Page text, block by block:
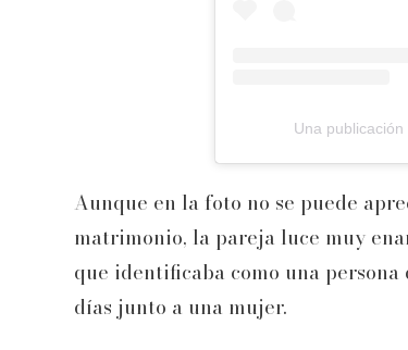
Una
Aunque en la foto no se puede
matrimonio, la pareja luce muy
que identificaba como una
días junto a una mujer.